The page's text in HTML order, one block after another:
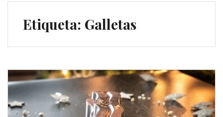
Etiqueta: Galletas